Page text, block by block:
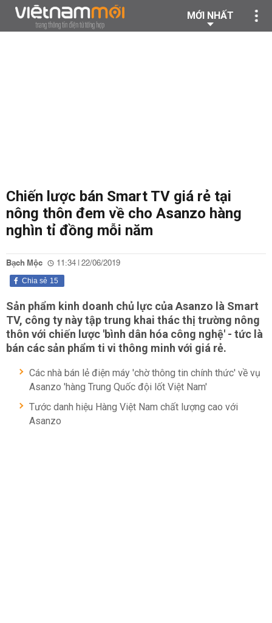
MỚI NHẤT
Chiến lược bán Smart TV giá rẻ tại
nông thôn đem về cho Asanzo hàng
nghìn tỉ đồng mỗi năm
Bạch Mộc 11:34 | 22/06/2019
15
Chia sẻ
Sản phẩm kinh doanh chủ lực của Asanzo là Smart
TV, công ty này tập trung khai thác thị trường nông
thôn với chiến lược 'bình dân hóa công nghệ' - tức là
bán các sản phẩm ti vi thông minh với giá rẻ.
Các nhà bán lẻ điện máy 'chờ thông tin chính thức' về vụ
Asanzo 'hàng Trung Quốc đội lốt Việt Nam'
Tước danh hiệu Hàng Việt Nam chất lượng cao với
Asanzo